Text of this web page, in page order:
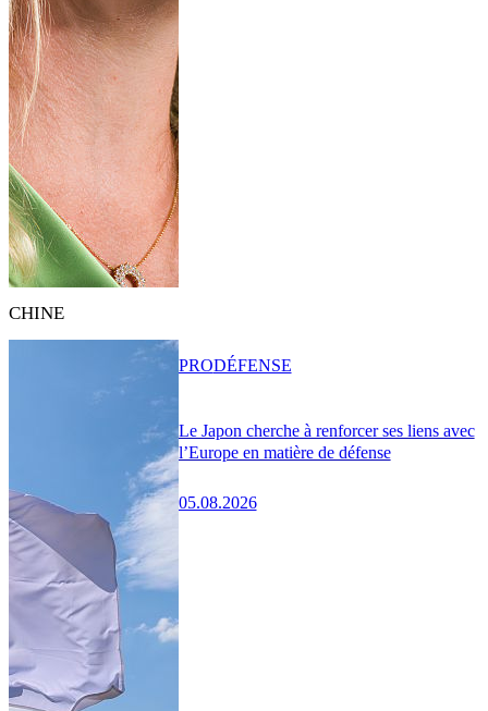
CHINE
Le Japon cherche à renforcer ses liens avec
l’Europe en matière de défense
05.08.2026
PRODÉFENSE